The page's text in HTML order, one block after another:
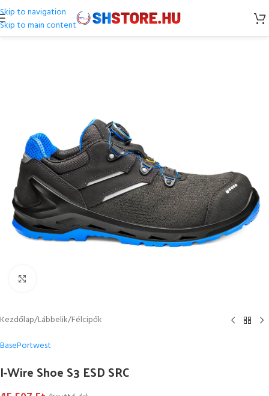
Skip to navigation
Skip to main content
Kezdőlap/Lábbelik/Félcipők
BasePortwest
I-Wire Shoe S3 ESD SRC